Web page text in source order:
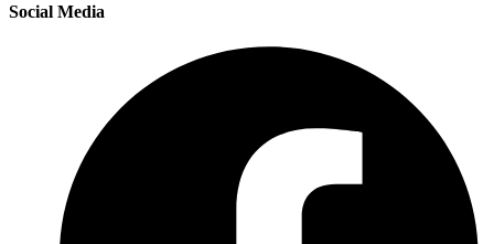
Social Media